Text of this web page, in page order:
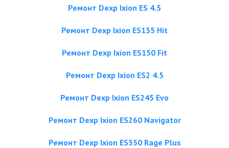
Ремонт Dexp Ixion ES 4.5
Ремонт Dexp Ixion ES135 Hit
Ремонт Dexp Ixion ES150 Fit
Ремонт Dexp Ixion ES2 4.5
Ремонт Dexp Ixion ES245 Evo
Ремонт Dexp Ixion ES260 Navigator
Ремонт Dexp Ixion ES350 Rage Plus